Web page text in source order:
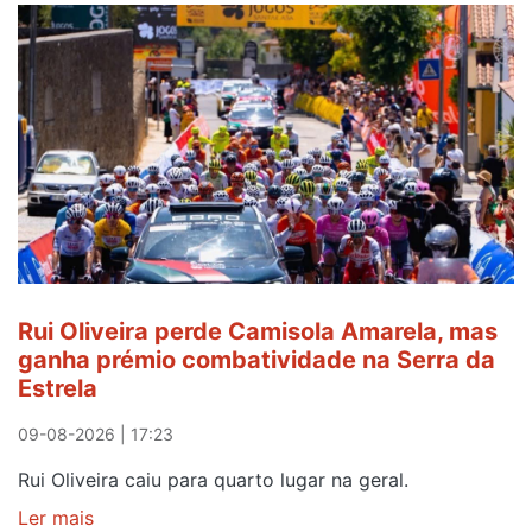
Pedro
abre
curso
de
Português
Língua
de
Acolhimento
Rui Oliveira perde Camisola Amarela, mas
ganha prémio combatividade na Serra da
Estrela
09-08-2026 | 17:23
Rui Oliveira caiu para quarto lugar na geral.
Ler mais